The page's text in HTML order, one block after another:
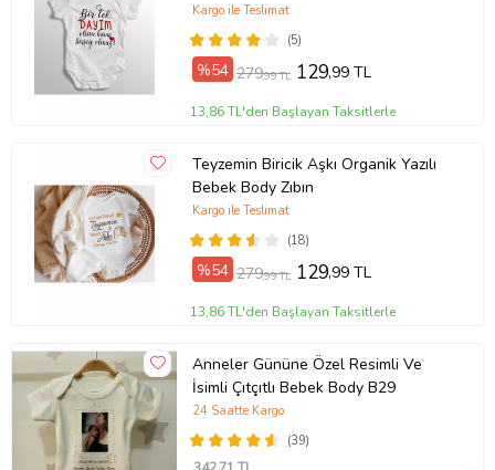
(5)
Kargo ile Teslimat
%54 279,99 TL 129,99 TL
13,86 TL'den Başlayan Taksitlerle
Teyzemin Biricik Aşkı Organik Yazılı
Bebek Body Zıbın
(18)
Kargo ile Teslimat
%54 279,99 TL 129,99 TL
13,86 TL'den Başlayan Taksitlerle
Anneler Gününe Özel Resimli Ve
İsimli Çıtçıtlı Bebek Body B29
(39)
24 Saatte Kargo